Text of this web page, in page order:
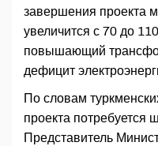
завершения проекта
увеличится с 70 до
повышающий
дефицит
По словам
проекта потребуется
Представитель